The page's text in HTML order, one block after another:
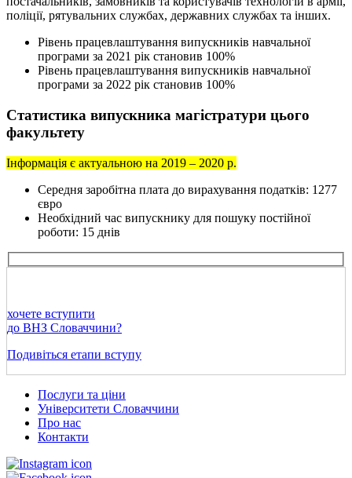
поліції, рятувальних службах, державних службах та інших.
Рівень працевлаштування випускників навчальної
програми за 2021 рік становив 100%
Рівень працевлаштування випускників навчальної
програми за 2022 рік становив 100%
Статистика випускника магістратури цього
факультету
Інформація є актуальною на 2019 – 2020 р.
Середня заробітна плата до вирахування податків: 1277
євро
Необхідний час випускнику для пошуку постійної
роботи: 15 днів
хочете вступити
до ВНЗ Словаччини?
Подивіться етапи вступу
Послуги та ціни
Університети Словаччини
Про нас
Контакти